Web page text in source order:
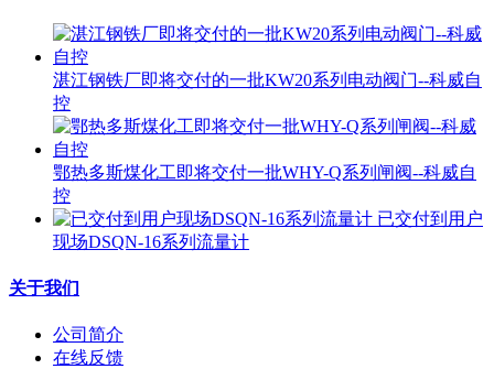
湛江钢铁厂即将交付的一批KW20系列电动阀门--科威自
控
鄂热多斯煤化工即将交付一批WHY-Q系列闸阀--科威自
控
已交付到用户
现场DSQN-16系列流量计
关于我们
公司简介
在线反馈